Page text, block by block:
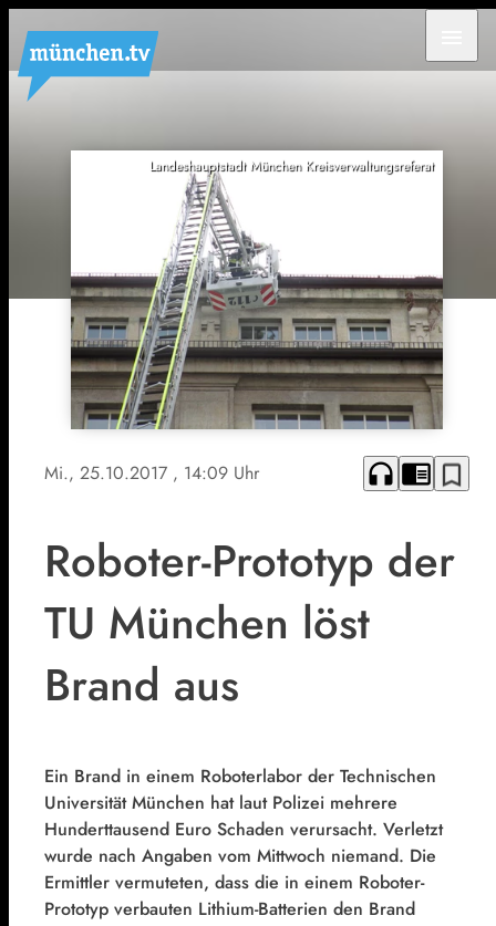
Landeshauptstadt München Kreisverwaltungsreferat
Mi., 25.10.2017 , 14:09 Uhr headphones chrome_reader_mode bookmark_border
Roboter-Prototyp der
TU München löst
Brand aus
Ein Brand in einem Roboterlabor der Technischen
Universität München hat laut Polizei mehrere
Hunderttausend Euro Schaden verursacht. Verletzt
wurde nach Angaben vom Mittwoch niemand. Die
Ermittler vermuteten, dass die in einem Roboter-
Prototyp verbauten Lithium-Batterien den Brand